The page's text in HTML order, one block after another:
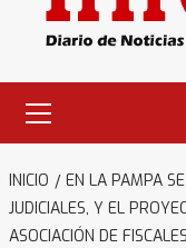
primario
INICIO
EN LA PAMPA
JUDICIALES, Y EL
ASOCIACIÓN DE FISCALES